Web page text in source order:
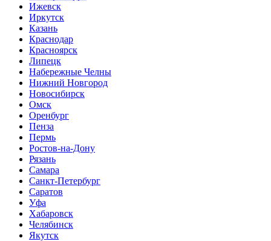
Ижевск
Иркутск
Казань
Краснодар
Красноярск
Липецк
Набережные Челны
Нижний Новгород
Новосибирск
Омск
Оренбург
Пенза
Пермь
Ростов-на-Дону
Рязань
Самара
Санкт-Петербург
Саратов
Уфа
Хабаровск
Челябинск
Якутск